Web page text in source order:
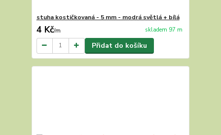
stuha kostičkovaná - 5 mm - modrá světlá + bílá
4 Kč/m skladem 97 m
Přidat do košíku